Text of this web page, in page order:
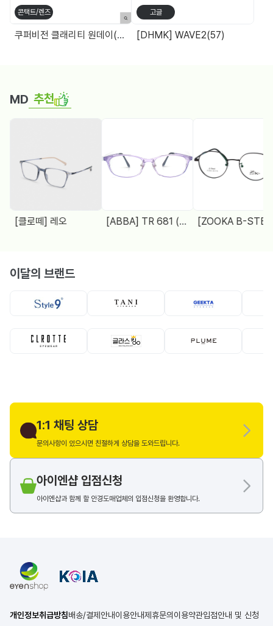
콘택트/렌즈
쿠퍼비전 클래리티 원데이(30P)
고글
[DHMK] WAVE2(57)
MD 추천
뿔테
[클로떼] 레오
뿔테
[ABBA] TR 681 (48□18 138)
이달의 브랜드
1:1 채팅 상담
문의사항이 있으시면 친절하게 상담을 도와드립니다.
아이엔샵 입점신청
아이엔샵과 함께 할 안경도매업체의 입점신청을 환영합니다.
개인정보취급방침배송/결제안내이용안내제휴문의 이용약관입점안내 및 신청